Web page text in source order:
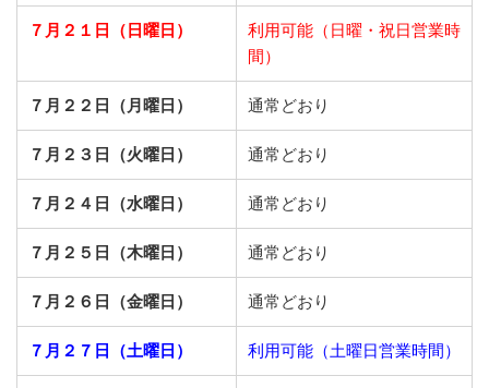
７月２１日（日曜日）
利用可能（日曜・祝日営業時
間）
７月２２日（月曜日） 通常どおり
７月２３日（火曜日） 通常どおり
７月２４日（水曜日） 通常どおり
７月２５日（木曜日） 通常どおり
７月２６日（金曜日） 通常どおり
７月２７ 日（土曜日） 利用可能（土曜日営業時間）